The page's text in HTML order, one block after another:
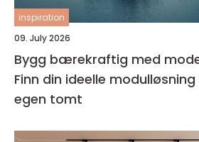
inspiration
09. July 2026
Bygg bærekraftig med
Finn din ideelle
egen tomt